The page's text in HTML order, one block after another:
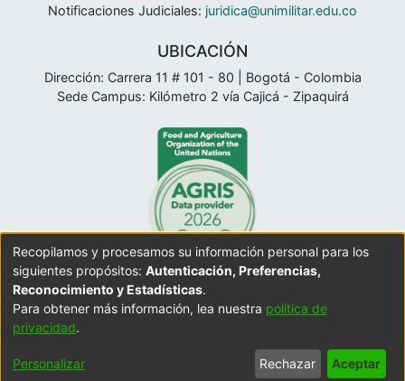
Notificaciones Judiciales: juridica@unimilitar.edu.co
UBICACIÓN
Dirección: Carrera 11 # 101 - 80 | Bogotá - Colombia
Sede Campus: Kilómetro 2 vía Cajicá - Zipaquirá
de cookies
Acuerdo
usuario
final
Recopilamos y procesamos su información personal para los
siguientes propósitos: Autenticación, Preferencias,
Reconocimiento y Estadísticas.
Para obtener más información, lea nuestra política de
privacidad.
Personalizar Rechazar Aceptar